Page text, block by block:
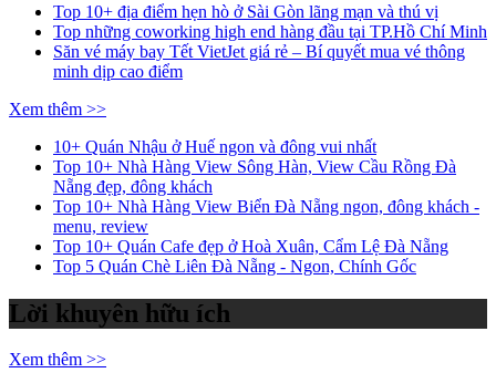
Top 10+ địa điểm hẹn hò ở Sài Gòn lãng mạn và thú vị
Top những coworking high end hàng đầu tại TP.Hồ Chí Minh
Săn vé máy bay Tết VietJet giá rẻ – Bí quyết mua vé thông
minh dịp cao điểm
Xem thêm >>
10+ Quán Nhậu ở Huế ngon và đông vui nhất
Top 10+ Nhà Hàng View Sông Hàn, View Cầu Rồng Đà
Nẵng đẹp, đông khách
Top 10+ Nhà Hàng View Biển Đà Nẵng ngon, đông khách -
menu, review
Top 10+ Quán Cafe đẹp ở Hoà Xuân, Cẩm Lệ Đà Nẵng
Top 5 Quán Chè Liên Đà Nẵng - Ngon, Chính Gốc
Lời khuyên hữu ích
Xem thêm >>